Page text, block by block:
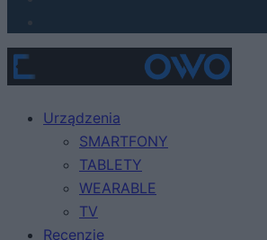
Urządzenia
SMARTFONY
TABLETY
WEARABLE
TV
Recenzje